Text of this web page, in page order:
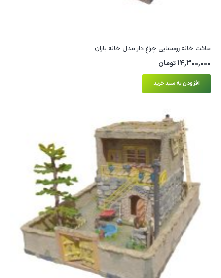
ماکت خانه روستایی چراغ‌ دار مدل خانه باران
14,300,000تومان
افزودن به سبد خرید